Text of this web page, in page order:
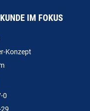
IM FOKUS
Konzept
0